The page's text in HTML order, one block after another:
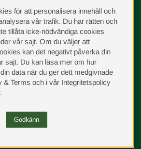
Elgen. Vi använder cookies -
för att personalisera innehåll och
vår trafik. Du har rätten och
tillåta icke-nödvändiga cookies
vår sajt. Om du väljer att
kan det negativt påverka din
sajt. Du kan läsa mer om hur
data när du ger dett medgivnade
& Terms och i vår Integritetspolicy
.
Godkänn